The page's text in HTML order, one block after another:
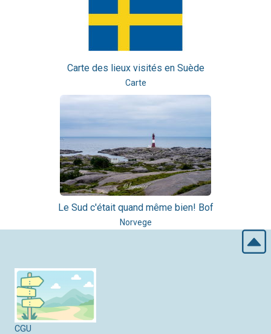
Carte des lieux visités en Suède
Carte
Le Sud c'était quand même bien! Bof
Norvege
CGU